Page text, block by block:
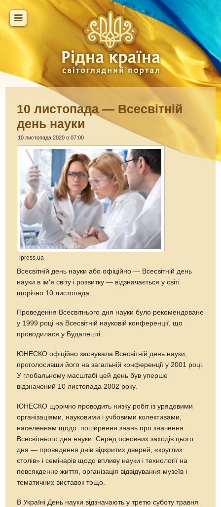
10 листопада — Всесвітній
день науки
10 листопада 2020 о 07:00
ipress.ua
Всесвітній день науки або офіційно — Всесвітній день
науки в ім'я світу і розвитку — відзначається у світі
щорічно 10 листопада.
Проведення Всесвітнього дня науки було рекомендоване
у 1999 році на Всесвітній науковій конференції, що
проводилася у Будапешті.
ЮНЕСКО офіційно заснувала Всесвітній день науки,
проголосивши його на загальній конференції у 2001 році.
У глобальному масштабі цей день був уперше
відзначений 10 листопада 2002 року.
ЮНЕСКО щорічно проводить низку робіт із урядовими
організаціями, науковими і учбовими колективами,
населенням щодо поширення знань про значення
Всесвітнього дня науки. Серед основних заходів цього
дня — проведення днів відкритих дверей, «круглих
столів» і семінарів щодо впливу науки і технології на
повсякденне життя, організація відвідування музеїв і
тематичних виставок тощо.
В Україні День науки відзначають у третю суботу травня